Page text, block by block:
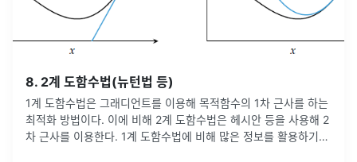
8. 2계 도함수법(뉴턴법 등)
1계 도함수법은 그래디언트를 이용해 목적함수의 1차 근사를 하는
최적화 방법이다. 이에 비해 2계 도함수법은 헤시안 등을 사용해 2
차 근사를 이용한다. 1계 도함수법에 비해 많은 정보를 활용하기